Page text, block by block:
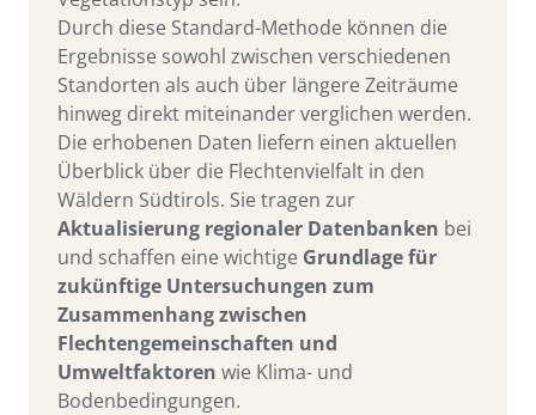
Durch diese Standard-Methode können die
Ergebnisse sowohl zwischen verschiedenen
Standorten als auch über längere Zeiträume
hinweg direkt miteinander verglichen werden.
Die erhobenen Daten liefern einen aktuellen
Überblick über die Flechtenvielfalt in den
Wäldern Südtirols. Sie tragen zur
Aktualisierung regionaler Datenbanken bei
und schaffen eine wichtige Grundlage für
zukünftige Untersuchungen zum
Zusammenhang zwischen
Flechtengemeinschaften und
Umweltfaktoren wie Klima- und
Bodenbedingungen.